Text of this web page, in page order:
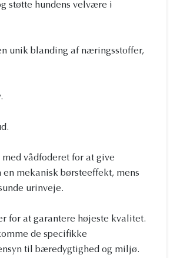
støtte hundens velvære i
unik blanding af næringsstoffer,
vådfoderet for at give
mekanisk børsteeffekt, mens
urinveje.
for at garantere højeste kvalitet.
de specifikke
til bæredygtighed og miljø.